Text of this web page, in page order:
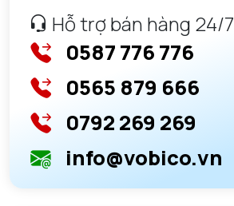
Hỗ trợ bán hàng 24/7
0587 776 776
0565 879 666
0792 269 269
info@vobico.vn